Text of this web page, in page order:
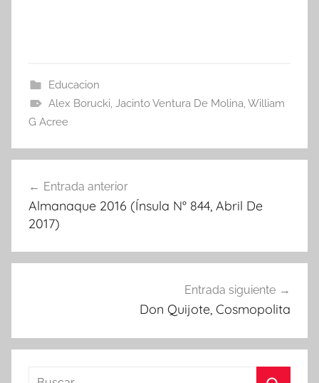
Educacion
Alex Borucki Jacinto Ventura De Molina William
G Acree
de
entradas
Entrada anterior
Almanaque 2016 (Ínsula N° 844, Abril De
2017)
Entrada siguiente
Don Quijote, Cosmopolita
Buscar: